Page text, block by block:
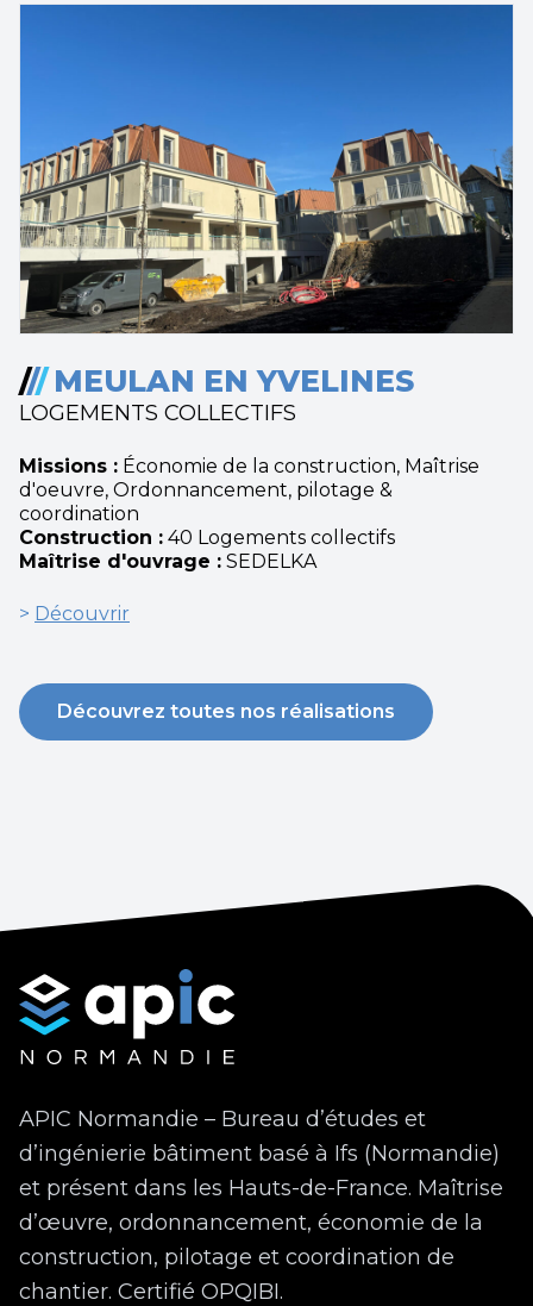
/// MEULAN EN YVELINES
LOGEMENTS COLLECTIFS
Missions : Économie de la construction, Maîtrise
d'oeuvre, Ordonnancement, pilotage &
coordination
Construction : 40 Logements collectifs
Maîtrise d'ouvrage : SEDELKA
> Découvrir
Découvrez toutes nos réalisations
APIC Normandie – Bureau d’études et
d’ingénierie bâtiment basé à Ifs (Normandie)
et présent dans les Hauts-de-France. Maîtrise
d’œuvre, ordonnancement, économie de la
construction, pilotage et coordination de
chantier. Certifié OPQIBI.